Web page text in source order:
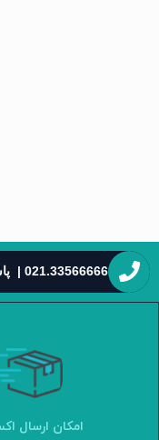
021.33566666 | پاسخگویی۲۴ ساعته
امکان ارسال